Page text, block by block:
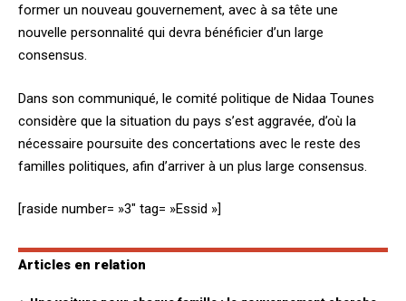
former un nouveau gouvernement, avec à sa tête une
nouvelle personnalité qui devra bénéficier d’un large
consensus.
Dans son communiqué, le comité politique de Nidaa Tounes
considère que la situation du pays s’est aggravée, d’où la
nécessaire poursuite des concertations avec le reste des
familles politiques, afin d’arriver à un plus large consensus.
[raside number= »3″ tag= »Essid »]
Articles en relation